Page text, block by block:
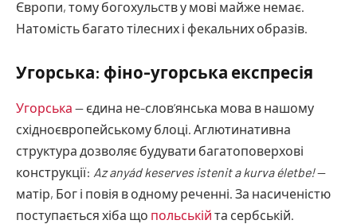
Європи, тому богохульств у мові майже немає.
Натомість багато тілесних і фекальних образів.
Угорська: фіно-угорська експресія
Угорська — єдина не-слов’янська мова в нашому
східноєвропейському блоці. Аглютинативна
структура дозволяє будувати багатоповерхові
конструкції: Az anyád keserves istenit a kurva életbe!—
матір, Бог і повія в одному реченні. За насиченістю
поступається хіба що польській та сербській.